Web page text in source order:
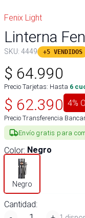
Fenix Light
Linterna
SKU: 4449 +5 VENDIDOS
$ 64.990
Precio Tarjetas: Hasta 6
$ 62.390 4%
Precio Transferencia
Envío gratis para
Color: Negro
Negro
Cantidad: